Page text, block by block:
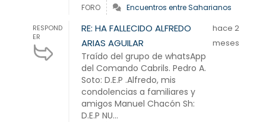
FORO Encuentros entre Saharianos
RESPOND
ER
RE: HA FALLECIDO ALFREDO
ARIAS AGUILAR
Traído del grupo de whatsApp
del Comando Cabrils. Pedro A.
Soto: D.E.P .Alfredo, mis
condolencias a familiares y
amigos Manuel Chacón Sh:
D.E.P NU...
hace 2
meses